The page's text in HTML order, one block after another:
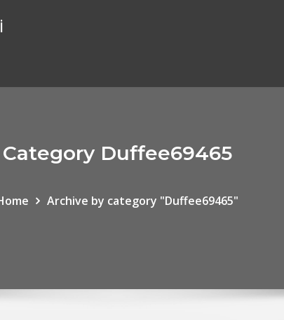
Category Duffee69465
Archive by category "Duffee69465"